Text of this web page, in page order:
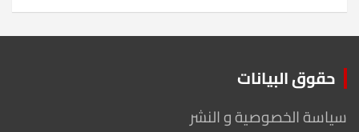
حقوق البيانات
سياسة الخصوصية و النشر